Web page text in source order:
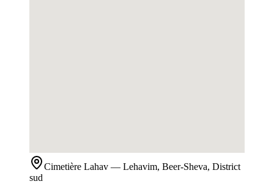
Cimetière Lahav — Lehavim, Beer-Sheva, District
sud